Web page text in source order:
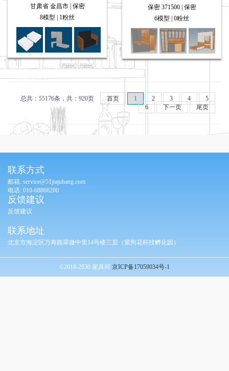
甘肃省 金昌市 | 保密
8模型 | 1粉丝
保密 371500 | 保密
6模型 | 0粉丝
总共：55176条，共：920页 首页 1 2 3 4
5
6
下一页 尾页
联系方式
邮箱: service@51jiajubang.com
电话: 010-68866200
反馈建议
反馈建议
联系地址
北京市海淀区万寿路翠微中里14号楼三层（紫荆花科技孵化园）
©2018-2030 家具邦 京ICP备17059034号-1